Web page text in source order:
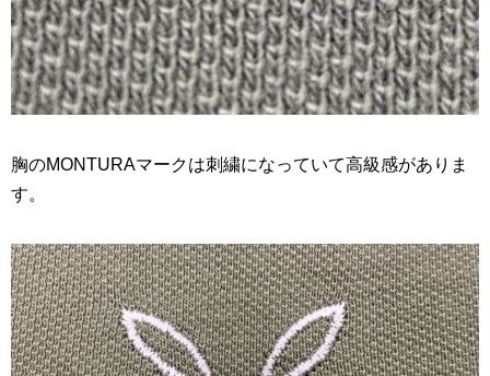
胸のMONTURAマークは刺繍になっていて高級感がありま
す。